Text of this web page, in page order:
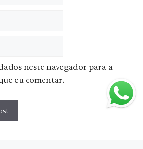
neste navegador para a
eu comentar.